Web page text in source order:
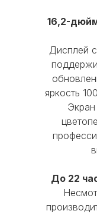
16,2-
Дисплей
яркость
До 22
Пользовательское
Политика
© 2016 Mobi-Geek. Все
Сб-Вс и
Пн-Чт с 10:00 до 20:00